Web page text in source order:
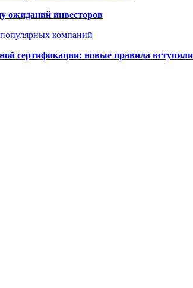
ожиданий инвесторов
компаний
сертификации: новые правила вступили